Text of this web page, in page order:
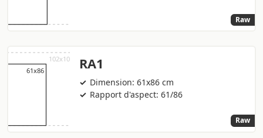
Raw
RA1
Dimension: 61x86 cm
Rapport d'aspect: 61/86
Raw